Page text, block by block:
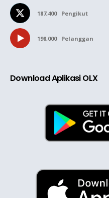
187,400 Pengikut
198,000 Pelanggan
Download Aplikasi OLX